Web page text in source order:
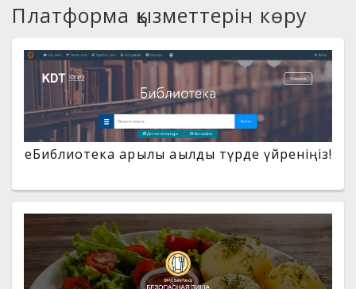
Платформа қызметтерін көру
eБиблиотека арқылы ақылды түрде үйреніңіз!